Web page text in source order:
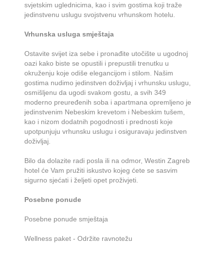
svjetskim uglednicima, kao i svim gostima koji traže
jedinstvenu uslugu svojstvenu vrhunskom hotelu.
Vrhunska usluga smještaja
Ostavite svijet iza sebe i pronađite utočište u ugodnoj
oazi kako biste se opustili i prepustili trenutku u
okruženju koje odiše elegancijom i stilom. Našim
gostima nudimo jedinstven doživljaj i vrhunsku uslugu,
osmišljenu da ugodi svakom gostu, a svih 349
moderno preuređenih soba i apartmana opremljeno je
jedinstvenim Nebeskim krevetom i Nebeskim tušem,
kao i nizom dodatnih pogodnosti i prednosti koje
upotpunjuju vrhunsku uslugu i osiguravaju jedinstven
doživljaj.
Bilo da dolazite radi posla ili na odmor, Westin Zagreb
hotel će Vam pružiti iskustvo kojeg ćete se sasvim
sigurno sjećati i željeti opet proživjeti.
Posebne ponude
Posebne ponude smještaja
Wellness paket - Održite ravnotežu